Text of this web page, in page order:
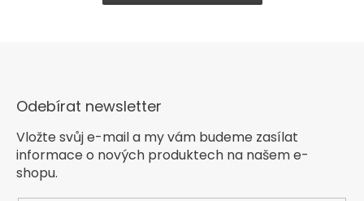
Odebírat newsletter
Vložte svůj e-mail a my vám budeme zasílat
informace o nových produktech na našem e-
shopu.